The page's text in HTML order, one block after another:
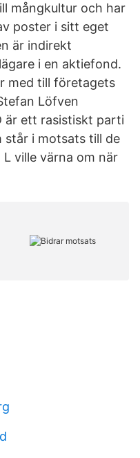
mångkultur och har
poster i sitt eget
är indirekt
i en aktiefond.
med till företagets
Löfven
är ett rasistiskt parti
står i motsats till de
ville värna om när